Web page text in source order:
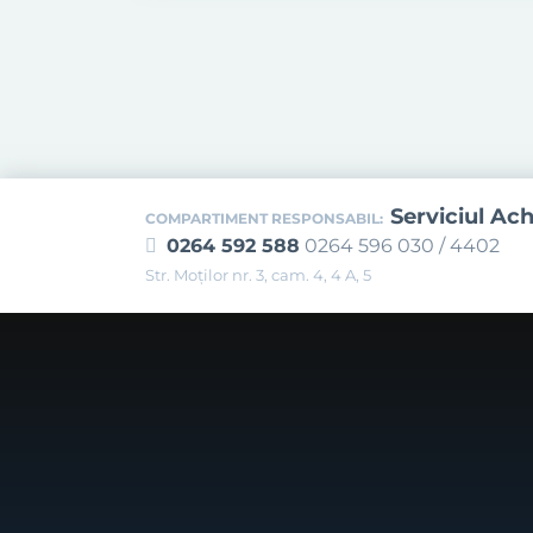
COMPARTIMENT RESPONSABIL: Serviciul
0264 592 588 0264 596 030 / 4402
Str. Moţilor nr. 3, cam. 4, 4 A, 5